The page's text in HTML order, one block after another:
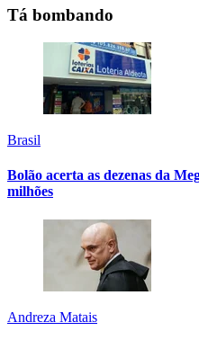
Tá bombando
Brasil
Bolão acerta as dezenas da
milhões
Andreza Matais